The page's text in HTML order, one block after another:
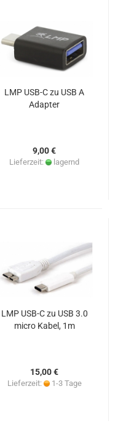
LMP USB-C zu USB A
Adapter
9,00 €
Lieferzeit: lagernd
LMP USB-C zu USB 3.0
micro Kabel, 1m
15,00 €
Lieferzeit: 1-3 Tage